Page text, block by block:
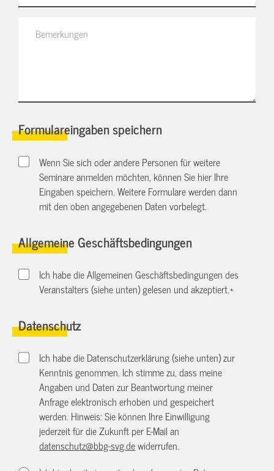
Formulareingaben speichern
Wenn Sie sich oder andere Personen für weitere
Seminare anmelden möchten, können Sie hier Ihre
Eingaben speichern. Weitere Formulare werden dann
mit den oben angegebenen Daten vorbelegt.
Allgemeine Geschäftsbedingungen
Ich habe die Allgemeinen Geschäftsbedingungen des
Veranstalters (siehe unten) gelesen und akzeptiert.*
Datenschutz
Ich habe die Datenschutzerklärung (siehe unten) zur
Kenntnis genommen. Ich stimme zu, dass meine
Angaben und Daten zur Beantwortung meiner
Anfrage elektronisch erhoben und gespeichert
werden. Hinweis: Sie können Ihre Einwilligung
jederzeit für die Zukunft per E-Mail an
datenschutz@bbg-svg.dewiderrufen.